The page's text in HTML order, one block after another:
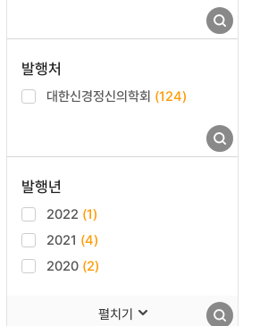
발행처
대한신경정신의학회 (124)
발행년
2022 (1)
2021 (4)
2020 (2)
펼치기